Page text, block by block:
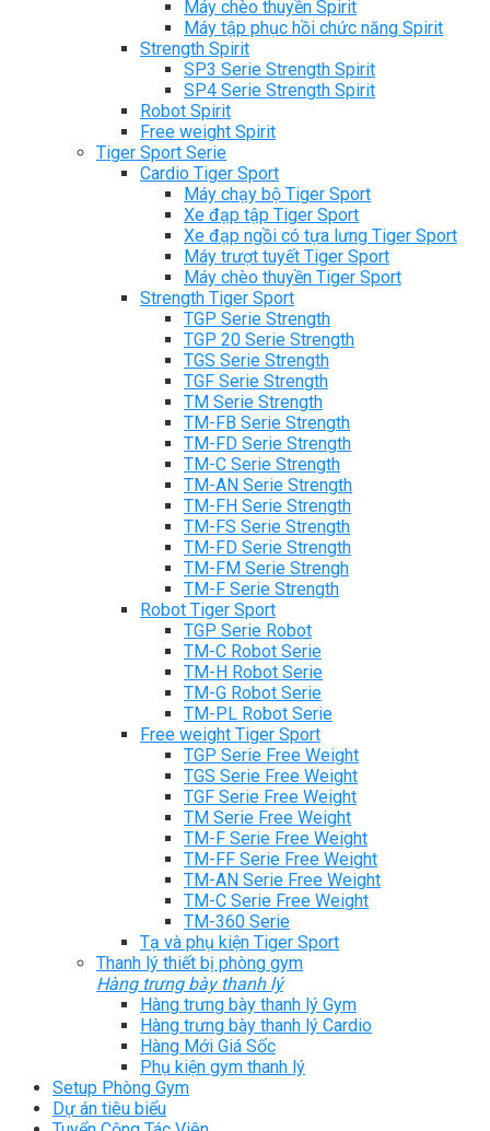
Máy chèo thuyền Spirit
Máy tập phục hồi chức năng Spirit
Strength Spirit
SP3 Serie Strength Spirit
SP4 Serie Strength Spirit
Robot Spirit
Free weight Spirit
Tiger Sport Serie
Cardio Tiger Sport
Máy chạy bộ Tiger Sport
Xe đạp tập Tiger Sport
Xe đạp ngồi có tựa lưng Tiger Sport
Máy trượt tuyết Tiger Sport
Máy chèo thuyền Tiger Sport
Strength Tiger Sport
TGP Serie Strength
TGP 20 Serie Strength
TGS Serie Strength
TGF Serie Strength
TM Serie Strength
TM-FB Serie Strength
TM-FD Serie Strength
TM-C Serie Strength
TM-AN Serie Strength
TM-FH Serie Strength
TM-FS Serie Strength
TM-FD Serie Strength
TM-FM Serie Strengh
TM-F Serie Strength
Robot Tiger Sport
TGP Serie Robot
TM-C Robot Serie
TM-H Robot Serie
TM-G Robot Serie
TM-PL Robot Serie
Free weight Tiger Sport
TGP Serie Free Weight
TGS Serie Free Weight
TGF Serie Free Weight
TM Serie Free Weight
TM-F Serie Free Weight
TM-FF Serie Free Weight
TM-AN Serie Free Weight
TM-C Serie Free Weight
TM-360 Serie
Tạ và phụ kiện Tiger Sport
Thanh lý thiết bị phòng gym
Hàng trưng bày thanh lý
Hàng trưng bày thanh lý Gym
Hàng trưng bày thanh lý Cardio
Hàng Mới Giá Sốc
Phụ kiện gym thanh lý
Setup Phòng Gym
Dự án tiêu biểu